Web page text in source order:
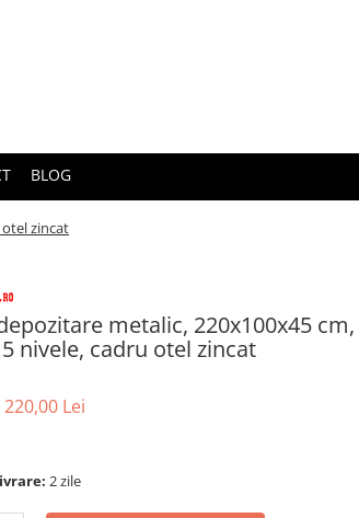
BLOG
otel zincat
metalic, 220x100x45
nivele, cadru otel zincat
220,00 Lei
2 zile